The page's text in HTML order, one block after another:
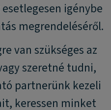
igénybe
megrendeléséről.
van szükséges az
szeretné tudni,
partnerünk kezeli
keressen minket